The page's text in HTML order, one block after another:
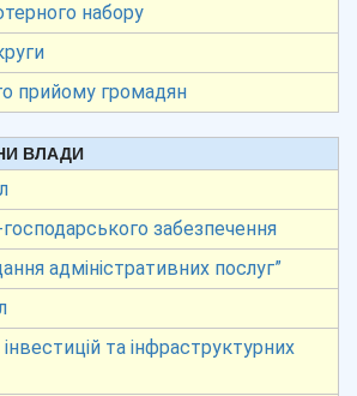
набору
прийому громадян
ВЛАДИ
господарського забезпечення
адміністративних послуг”
інвестицій та інфраструктурних